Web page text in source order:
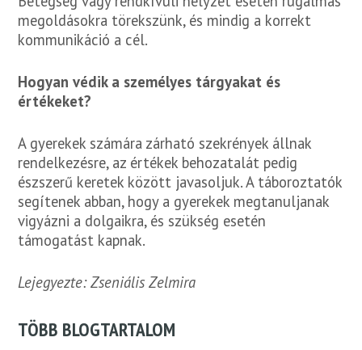
megoldásokra törekszünk, és mindig a korrekt
kommunikáció a cél.
Hogyan védik a személyes tárgyakat és
értékeket?
A gyerekek számára zárható szekrények állnak
rendelkezésre, az értékek behozatalát pedig
észszerű keretek között javasoljuk. A táboroztatók
segítenek abban, hogy a gyerekek megtanuljanak
vigyázni a dolgaikra, és szükség esetén
támogatást kapnak.
Lejegyezte: Zseniális Zelmira
TÖBB BLOGTARTALOM